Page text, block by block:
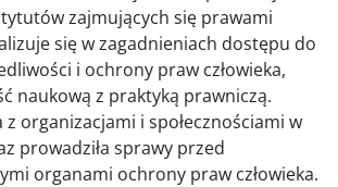
zajmujących się prawami
się w zagadnieniach dostępu do
i ochrony praw człowieka,
naukową z praktyką prawniczą.
z organizacjami i społecznościami w
prowadziła sprawy przed
organami ochrony praw człowieka.